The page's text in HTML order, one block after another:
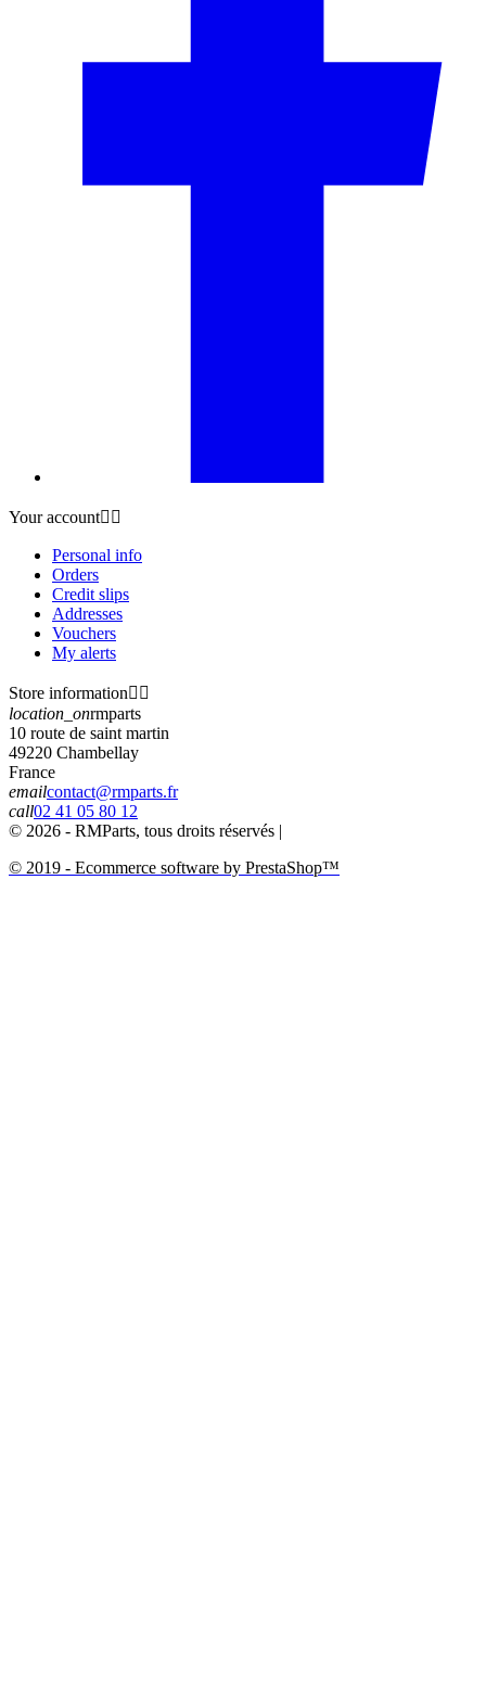
Your account 
Personal info
Orders
Credit slips
Addresses
Vouchers
My alerts
Store information 
location_onrmparts
10 route de saint martin
49220 Chambellay
France
emailcontact@rmparts.fr
call02 41 05 80 12
© 2026 - RMParts, tous droits réservés |
© 2019 - Ecommerce software by PrestaShop™